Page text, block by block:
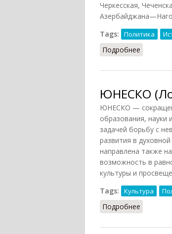
Черкесская,
Tags:
Политика
Подробнее
ЮНЕСКО
ЮНЕСКО —
образования, науки
задачей борьбу с
развития в
направлена также
возможность в
культуры и
Tags:
Культура
Подробнее